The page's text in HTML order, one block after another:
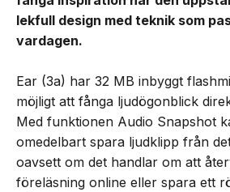
lekfull design med teknik som
vardagen.
Ear (3a) har 32 MB inbyggt
möjligt att fånga ljudögonblick
Med funktionen Audio Snapshot
omedelbart spara ljudklipp från
oavsett om det handlar om att
föreläsning online eller spara ett